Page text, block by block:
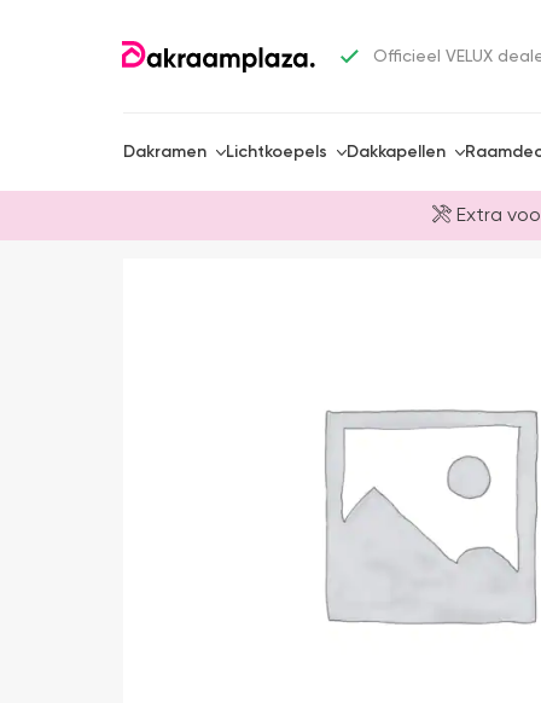
Officieel VELUX
Dakramen Lichtkoepels Dakkapellen
Extra